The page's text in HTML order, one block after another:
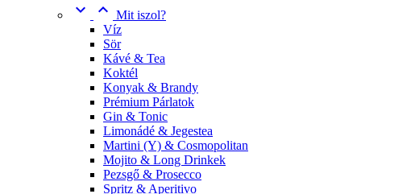
  Mit iszol?
Víz
Sör
Kávé & Tea
Koktél
Konyak & Brandy
Prémium Párlatok
Gin & Tonic
Limonádé & Jegestea
Martini (Y) & Cosmopolitan
Mojito & Long Drinkek
Pezsgő & Prosecco
Spritz & Aperitivo